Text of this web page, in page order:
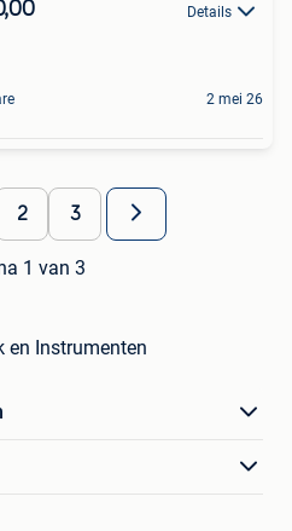
Details
2 mei 26
2 3
1 van 3
Instrumenten